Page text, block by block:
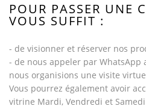
POUR PASSER UNE
VOUS SUFFIT :
- de visionner et réserver nos
- de nous appeler par WhatsApp
nous organisions une visite
Vous pourrez également avoir
vitrine Mardi, Vendredi et